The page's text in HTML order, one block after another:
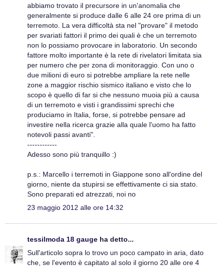
abbiamo trovato il precursore in un'anomalia che
generalmente si produce dalle 6 alle 24 ore prima di un
terremoto. La vera difficoltà sta nel "provare" il metodo
per svariati fattori il primo dei quali è che un terremoto
non lo possiamo provocare in laboratorio. Un secondo
fattore molto importante è la rete di rivelatori limitata sia
per numero che per zona di monitoraggio. Con uno o
due milioni di euro si potrebbe ampliare la rete nelle
zone a maggior rischio sismico italiano e visto che lo
scopo è quello di far si che nessuno muoia più a causa
di un terremoto e visti i grandissimi sprechi che
produciamo in Italia, forse, si potrebbe pensare ad
investire nella ricerca grazie alla quale l'uomo ha fatto
notevoli passi avanti".
------------
Adesso sono più tranquillo :)
p.s.: Marcello i terremoti in Giappone sono all'ordine del
giorno, niente da stupirsi se effettivamente ci sia stato.
Sono preparati ed atrezzati, noi no
23 maggio 2012 alle ore 14:32
tessilmoda 18 gauge ha detto...
Sull'articolo sopra lo trovo un poco campato in aria, dato
che, se l'evento è capitato al solo il giorno 20 alle ore 4